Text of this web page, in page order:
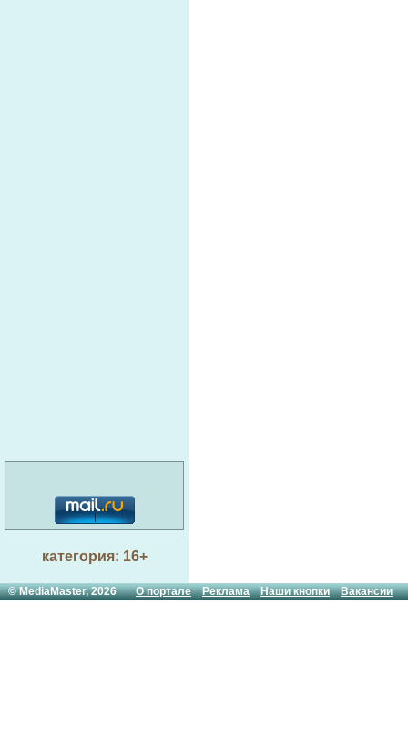
категория: 16+
© MediaMaster, 2026О портале Реклама Наши кнопки Вакансии